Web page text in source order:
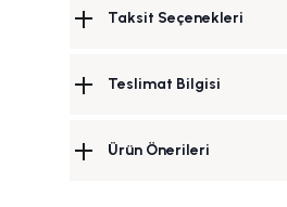
Taksit Seçenekleri
Teslimat Bilgisi
Ürün Önerileri